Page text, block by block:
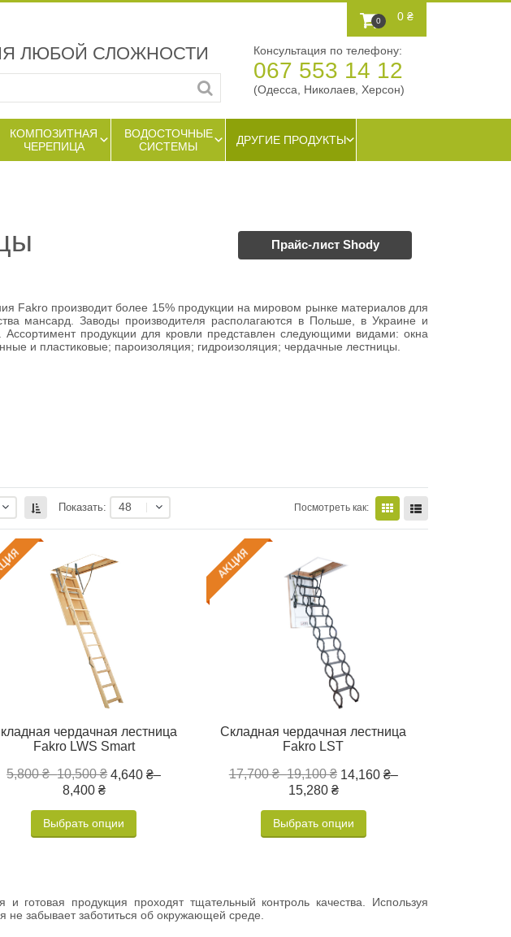
0 0 ₴
ЛЮБОЙ СЛОЖНОСТИ Консультация по телефону:
067 553 14 12
(Одесса, Николаев, Херсон)
КОМПОЗИТНАЯ
ЧЕРЕПИЦА
ВОДОСТОЧНЫЕ
СИСТЕМЫ
ДРУГИЕ ПРОДУКТЫ
Прайс-лист Shody
Fakro производит более 15% продукции на мировом рынке материалов для
мансард. Заводы производителя располагаются в Польше, в Украине и
Ассортимент продукции для кровли представлен следующими видами: окна
и пластиковые; пароизоляция; гидроизоляция; чердачные лестницы.
Показать: 48 Посмотреть как:
чердачная лестница
Fakro LWS Smart
5,800 ₴–10,500 ₴ 4,640 ₴–
8,400 ₴
Выбрать опции
Складная чердачная лестница
Fakro LST
17,700 ₴–19,100 ₴ 14,160 ₴–
15,280 ₴
Выбрать опции
готовая продукция проходят тщательный контроль качества. Используя
не забывает заботиться об окружающей среде.